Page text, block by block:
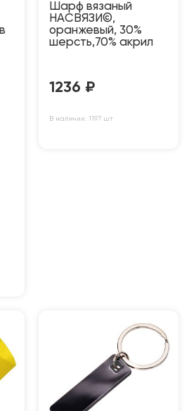
Шарф вязаный
НАСВЯЗИ©,
оранжевый, 30%
шерсть,70% акрил
1236 ₽
В наличии: 1197 шт